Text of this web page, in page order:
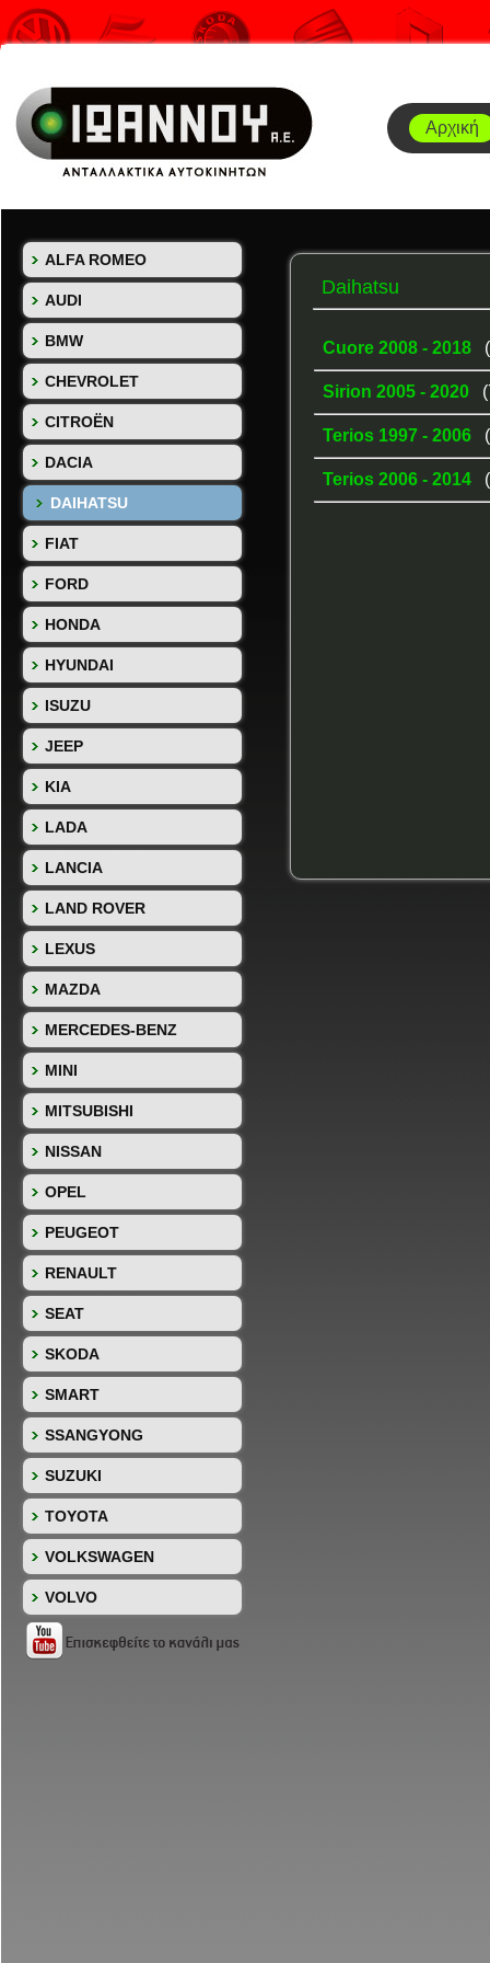
Αρχική
ALFA ROMEO
AUDI
BMW
CHEVROLET
CITROËN
DACIA
DAIHATSU
FIAT
FORD
HONDA
HYUNDAI
ISUZU
JEEP
KIA
LADA
LANCIA
LAND ROVER
LEXUS
MAZDA
MERCEDES-BENZ
MINI
MITSUBISHI
NISSAN
OPEL
PEUGEOT
RENAULT
SEAT
SKODA
SMART
SSANGYONG
SUZUKI
TOYOTA
VOLKSWAGEN
VOLVO
Daihatsu
Cuore 2008 - 2018
Sirion 2005 - 2020
Terios 1997 - 2006
Terios 2006 - 2014